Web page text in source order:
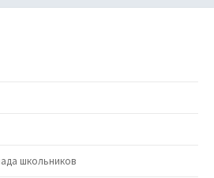
школьников